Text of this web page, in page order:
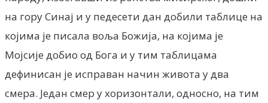
на гору Синај и у педесети дан добили таблице на
којима је писала воља Божија, на којима је
Мојсије добио од Бога и у тим таблицама
дефинисан је исправан начин живота у два
смера. Један смер у хоризонтали, односно, на тим